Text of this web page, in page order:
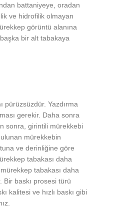
battaniyeye, oradan
ve hidrofilik olmayan
görüntü alanına
bir alt tabakaya
pürüzsüzdür. Yazdırma
gerekir. Daha sonra
sonra, girintili mürekkebi
mürekkebin
ve derinliğine göre
tabakası daha
tabakası daha
Bir baskı prosesi türü
kalitesi ve hızlı baskı gibi